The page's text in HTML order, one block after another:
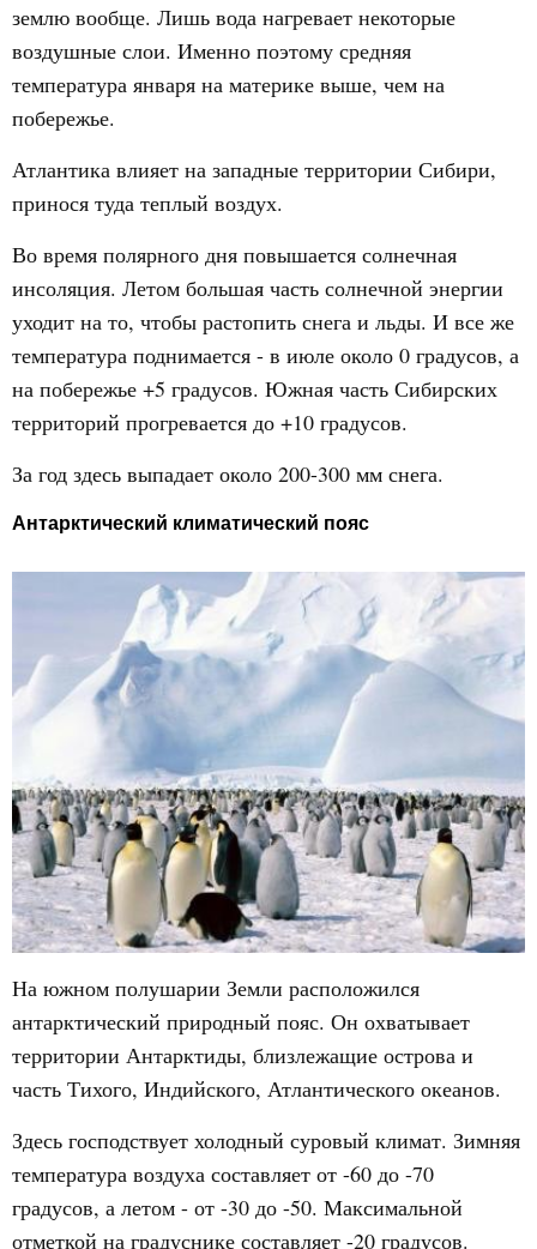
землю вообще. Лишь вода нагревает некоторые
воздушные слои. Именно поэтому средняя
температура января на материке выше, чем на
побережье.
Атлантика влияет на западные территории Сибири,
принося туда теплый воздух.
Во время полярного дня повышается солнечная
инсоляция. Летом большая часть солнечной энергии
уходит на то, чтобы растопить снега и льды. И все же
температура поднимается - в июле около 0 градусов, а
на побережье +5 градусов. Южная часть Сибирских
территорий прогревается до +10 градусов.
За год здесь выпадает около 200-300 мм снега.
Антарктический климатический пояс
На южном полушарии Земли расположился
антарктический природный пояс. Он охватывает
территории Антарктиды, близлежащие острова и
часть Тихого, Индийского, Атлантического океанов.
Здесь господствует холодный суровый климат. Зимняя
температура воздуха составляет от -60 до -70
градусов, а летом - от -30 до -50. Максимальной
отметкой на градуснике составляет -20 градусов.